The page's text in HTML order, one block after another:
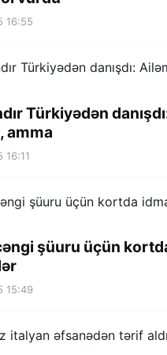
16:55
Türkiyədən
amma
16:11
şüuru üçün
15:49